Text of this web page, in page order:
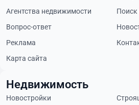
Агентства недвижимости
Поиск
Вопрос-ответ
Реклама
Карта сайта
Недвижимость
Новостройки